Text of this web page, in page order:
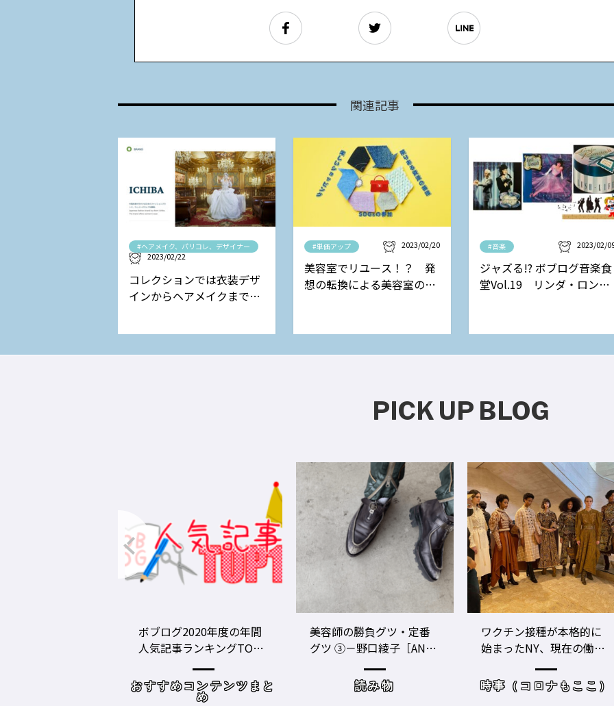
関連記事
#ヘアメイク、パリコレ、デザイナー
2023/02/22
コレクションでは衣装デザ
インからヘアメイクまで担
#単価アップ 2023/02/20
美容室でリユース！？ 発
想の転換による美容室の新
#音楽 2023/02/
ジャズる!? ボブログ音楽食
堂Vol.19 リンダ・ロンシ
PICK UP BLOG
美容師の勝負グツ・定番
グツ ③－野口綾子［AND
THE BRICKS（アンドザブ
リックス）／神奈川県鎌
倉市］の場合－
読み物
ワクチン接種が本格的に
始まったNY、現在の働き
方＆街の様子
時事（コロナもここ）
美容師のビジネスパフォ
ーマンスをあげる！ ト
レーニングジムに潜入
サロンワーク・売り上